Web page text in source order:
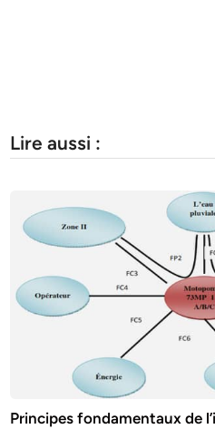
Lire aussi :
Principes fondamentaux de